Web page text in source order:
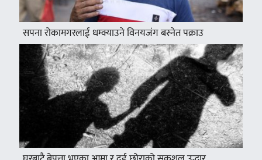
सपना रोकामगरलाई धम्क्याउने विनयजंग बस्नेत पक्राउ